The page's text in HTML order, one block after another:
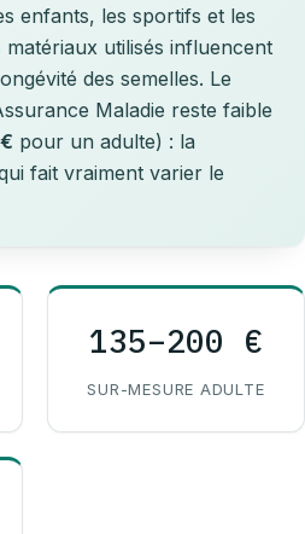
enfants, les sportifs et les
matériaux utilisés influencent
des semelles. Le
Maladie reste faible
pour un adulte) : la
fait vraiment varier le
135–200 €
SUR-MESURE ADULTE